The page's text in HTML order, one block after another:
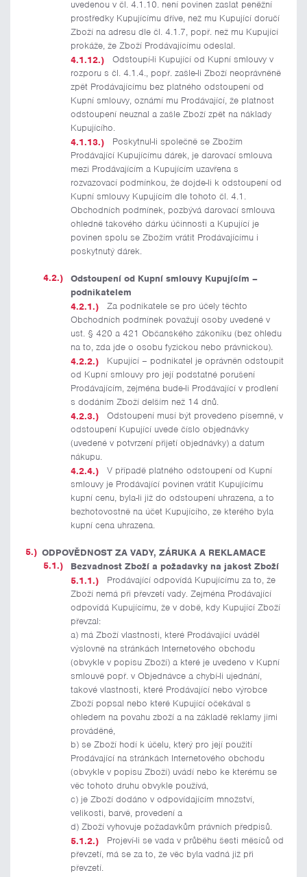
uvedenou v čl. 4.1.10. není povinen zaslat peněžní
prostředky Kupujícímu dříve, než mu Kupující doručí
Zboží na adresu dle čl. 4.1.7, popř. než mu Kupující
prokáže, že Zboží Prodávajícímu odeslal.
Odstoupí-li Kupující od Kupní smlouvy v
rozporu s čl. 4.1.4., popř. zašle-li Zboží neoprávněně
zpět Prodávajícímu bez platného odstoupení od
Kupní smlouvy, oznámí mu Prodávající, že platnost
odstoupení neuznal a zašle Zboží zpět na náklady
Kupujícího.
Poskytnul-li společně se Zbožím
Prodávající Kupujícímu dárek, je darovací smlouva
mezi Prodávajícím a Kupujícím uzavřena s
rozvazovací podmínkou, že dojde-li k odstoupení od
Kupní smlouvy Kupujícím dle tohoto čl. 4.1.
Obchodních podmínek, pozbývá darovací smlouva
ohledně takového dárku účinnosti a Kupující je
povinen spolu se Zbožím vrátit Prodávajícímu i
poskytnutý dárek.
Odstoupení od Kupní smlouvy Kupujícím –
podnikatelem
Za podnikatele se pro účely těchto
Obchodních podmínek považují osoby uvedené v
ust. § 420 a 421 Občanského zákoníku (bez ohledu
na to, zda jde o osobu fyzickou nebo právnickou).
Kupující – podnikatel je oprávněn odstoupit
od Kupní smlouvy pro její podstatné porušení
Prodávajícím, zejména bude-li Prodávající v prodlení
s dodáním Zboží delším než 14 dnů.
Odstoupení musí být provedeno písemně, v
odstoupení Kupující uvede číslo objednávky
(uvedené v potvrzení přijetí objednávky) a datum
nákupu.
V případě platného odstoupení od Kupní
smlouvy je Prodávající povinen vrátit Kupujícímu
kupní cenu, byla-li již do odstoupení uhrazena, a to
bezhotovostně na účet Kupujícího, ze kterého byla
kupní cena uhrazena.
ODPOVĚDNOST ZA VADY, ZÁRUKA A REKLAMACE
Bezvadnost Zboží a požadavky na jakost Zboží
Prodávající odpovídá Kupujícímu za to, že
Zboží nemá při převzetí vady. Zejména Prodávající
odpovídá Kupujícímu, že v době, kdy Kupující Zboží
převzal:
a) má Zboží vlastnosti, které Prodávající uváděl
výslovně na stránkách Internetového obchodu
(obvykle v popisu Zboží) a které je uvedeno v Kupní
smlouvě popř. v Objednávce a chybí-li ujednání,
takové vlastnosti, které Prodávající nebo výrobce
Zboží popsal nebo které Kupující očekával s
ohledem na povahu zboží a na základě reklamy jimi
prováděné,
b) se Zboží hodí k účelu, který pro její použití
Prodávající na stránkách Internetového obchodu
(obvykle v popisu Zboží) uvádí nebo ke kterému se
věc tohoto druhu obvykle používá,
c) je Zboží dodáno v odpovídajícím množství,
velikosti, barvě, provedení a
d) Zboží vyhovuje požadavkům právních předpisů.
Projeví-li se vada v průběhu šesti měsíců od
převzetí, má se za to, že věc byla vadná již při
převzetí.